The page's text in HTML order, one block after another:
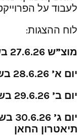
לעבוד על
לוח ההצגות:
מוצ”ש 27.6.26 בשעה 21:30 – תיאטרון החאן
יום א’ 28.6.26 בשעה 20:30 – תיאטרון החאן
יום ב’ 29.6.26 בשעה 20:30 – תיאטרון החאן
תיאטרון החאן